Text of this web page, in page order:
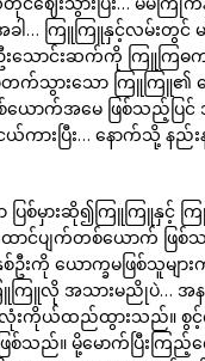
ခါ… ကြူကြူနှင့်လမ်း
သောင်းဆက်ကို ကြူကြဓ
က်သွားသော ကြူကြူ၏
ာက်အမေ ဖြစ်သည့်ပြင်
ားပြီး… နောက်သို့ န
ပြစ်မှားဆို၍ကြူကြူနှင့်
င်ပျက်တစ်ယောက် ဖြစ်
ယောက္ခမဖြစ်သူများ
ကြူလို အသားမညိုပဲ… အ
ကိုယ်ထည်ထွားသည်။ စွင့်က
စ်သည်။ မို့မောက်ပြီးကြ